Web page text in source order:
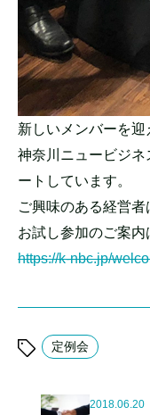
新しいメンバーを
神奈川ニュービジ
ートしてい ます。
ご興味のある経営者
お試し参加のご案内
https://k-nbc.jp/
定例会
2018.06.20